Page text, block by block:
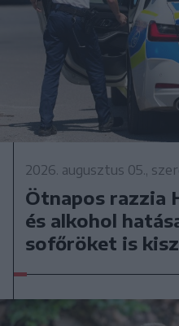
2026. augusztus 05.,
Ötnapos razzia
és alkohol
sofőröket is